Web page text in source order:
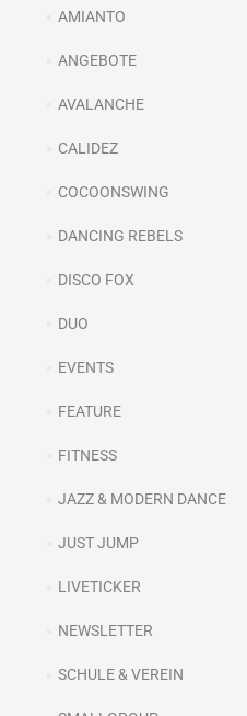
AMIANTO
ANGEBOTE
AVALANCHE
CALIDEZ
COCOONSWING
DANCING REBELS
DISCO FOX
DUO
EVENTS
FEATURE
FITNESS
JAZZ & MODERN DANCE
JUST JUMP
LIVETICKER
NEWSLETTER
SCHULE & VEREIN